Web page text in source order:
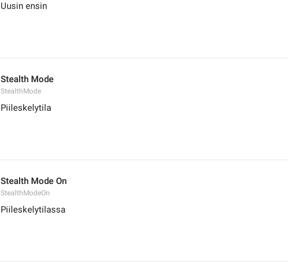
Uusin ensin
Stealth Mode
StealthMode
Piileskelytila
Stealth Mode On
StealthModeOn
Piileskelytilassa